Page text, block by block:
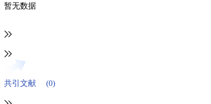
暂无数据
共引文献
(0)